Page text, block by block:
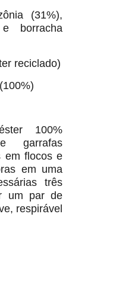
(31%),
borracha
reciclado)
100%
garrafas
em flocos e
em uma
três
um par de
respirável